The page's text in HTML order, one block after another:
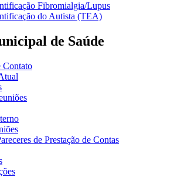
Fibromialgia/Lupus
do Autista (TEA)
de Saúde
Contato
de Prestação de Contas